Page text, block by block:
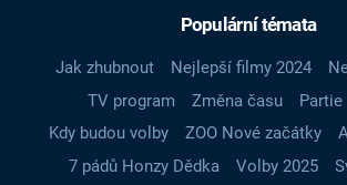
Populární témata
Jak zhubnout Nejlepší filmy 2024
TV program
Změna času Partie
Kdy budou volby
ZOO Nové začátky
7 pádů Honzy Dědka
Volby 2025